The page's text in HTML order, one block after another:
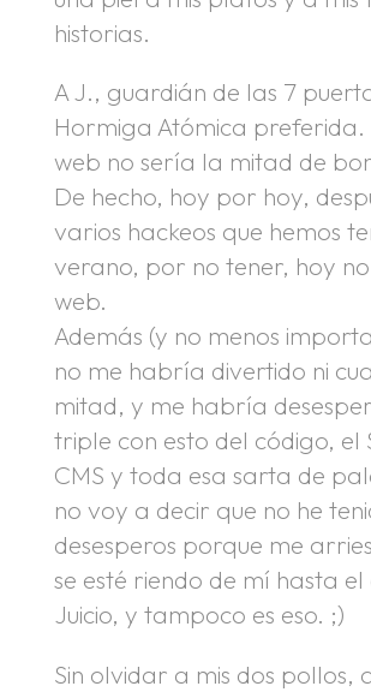
historias.
A J., guardián de las 7
Hormiga Atómica preferida.
web no sería la mitad de
De hecho, hoy por hoy,
varios hackeos que hemos
verano, por no tener, hoy
web.
Además (y no menos
no me habría divertido ni
mitad, y me habría
triple con esto del código, el
CMS y toda esa sarta de
no voy a decir que no he
desesperos porque me
se esté riendo de mí hasta
Juicio, y tampoco es eso. ;)
Sin olvidar a mis dos pollos,